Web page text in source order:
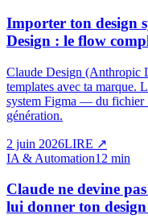
Importer ton design
Design : le flow
Claude Design (Anthropic
templates avec ta marque.
system Figma — du fichier
génération.
2 juin 2026LIRE ↗
IA & Automation12 min
Claude ne devine
lui donner ton